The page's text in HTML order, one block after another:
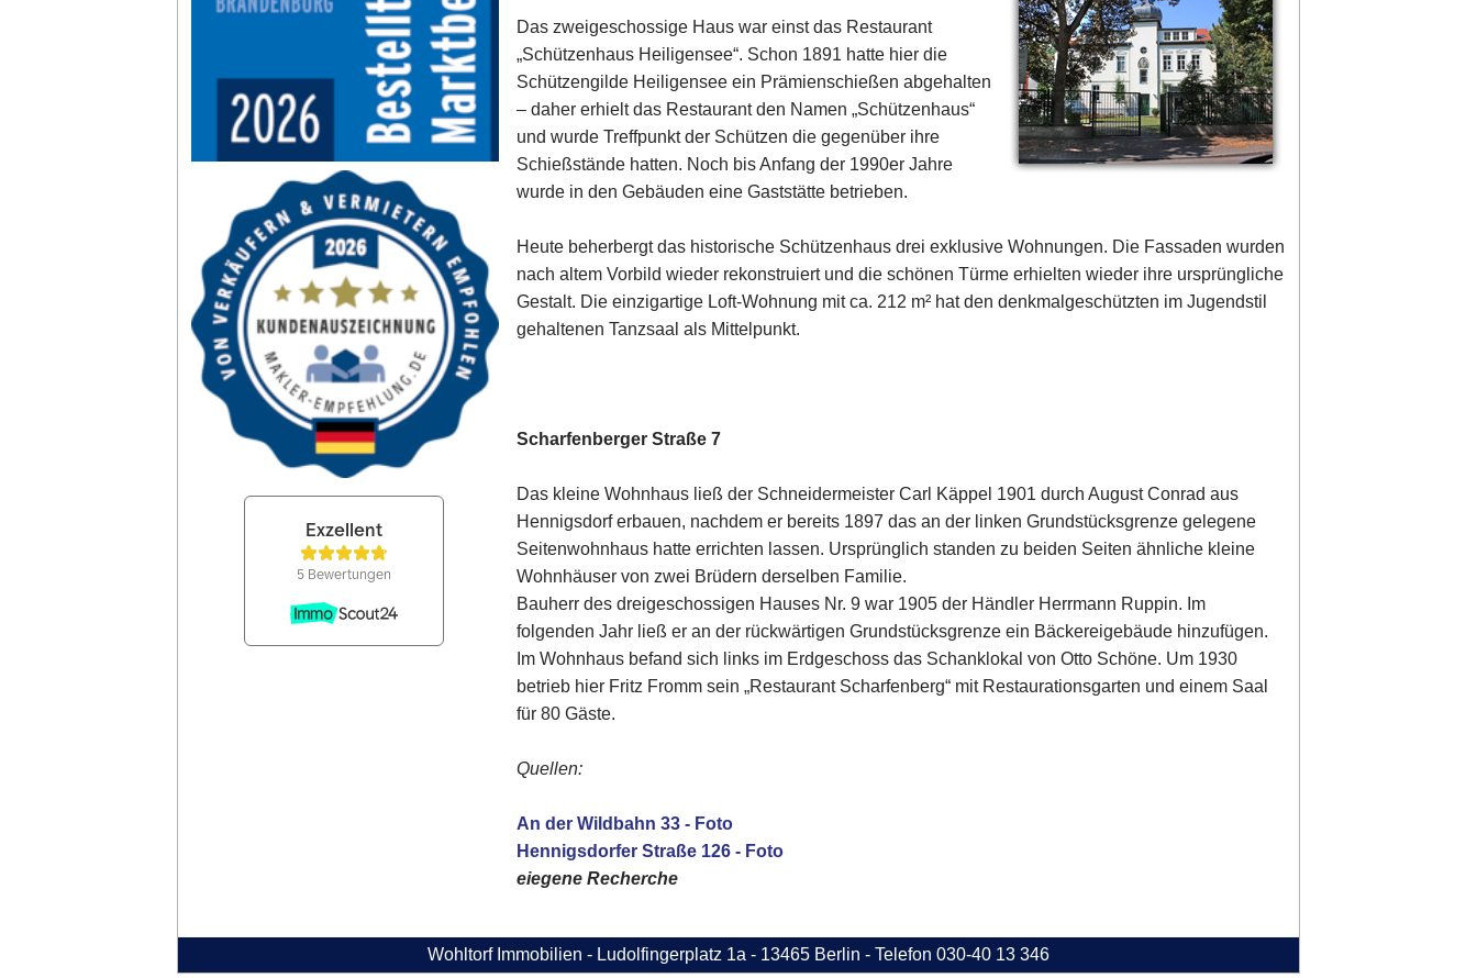
Das zweigeschossige Haus war einst das Restaurant
„Schützenhaus Heiligensee“. Schon 1891 hatte hier die
Schützengilde Heiligensee ein Prämienschießen abgehalten
– daher erhielt das Restaurant den Namen „Schützenhaus“
und wurde Treffpunkt der Schützen die gegenüber ihre
Schießstände hatten. Noch bis Anfang der 1990er Jahre
wurde in den Gebäuden eine Gaststätte betrieben.
Heute beherbergt das historische Schützenhaus drei exklusive Wohnungen. Die Fassaden wurden
nach altem Vorbild wieder rekonstruiert und die schönen Türme erhielten wieder ihre ursprüngliche
Gestalt. Die einzigartige Loft-Wohnung mit ca. 212 m² hat den denkmalgeschützten im Jugendstil
gehaltenen Tanzsaal als Mittelpunkt.
Scharfenberger Straße 7
Das kleine Wohnhaus ließ der Schneidermeister Carl Käppel 1901 durch August Conrad aus
Hennigsdorf erbauen, nachdem er bereits 1897 das an der linken Grundstücksgrenze gelegene
Seitenwohnhaus hatte errichten lassen. Ursprünglich standen zu beiden Seiten ähnliche kleine
Wohnhäuser von zwei Brüdern derselben Familie.
Bauherr des dreigeschossigen Hauses Nr. 9 war 1905 der Händler Herrmann Ruppin. Im
folgenden Jahr ließ er an der rückwärtigen Grundstücksgrenze ein Bäckereigebäude hinzufügen.
Im Wohnhaus befand sich links im Erdgeschoss das Schanklokal von Otto Schöne. Um 1930
betrieb hier Fritz Fromm sein „Restaurant Scharfenberg“ mit Restaurationsgarten und einem Saal
für 80 Gäste.
Quellen:
An der Wildbahn 33 - Foto
Hennigsdorfer Straße 126 - Foto
eiegene Recherche
Wohltorf Immobilien - Ludolfingerplatz 1a - 13465 Berlin - Telefon 030-40 13 346